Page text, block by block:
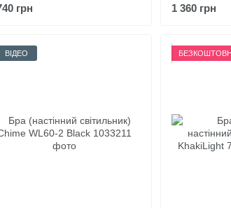
грн 1 360 грн
ВІДЕО